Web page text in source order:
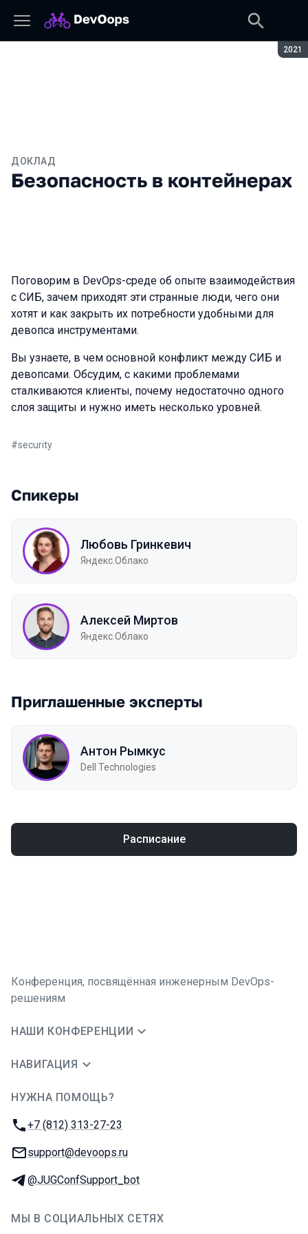
2021
ДОКЛАД
Безопасность в контейнерах
Поговорим в DevOps-среде об опыте взаимодействия
с СИБ, зачем приходят эти странные люди, чего они
хотят и как закрыть их потребности удобными для
девопса инструментами.
Вы узнаете, в чем основной конфликт между СИБ и
девопсами. Обсудим, с какими проблемами
сталкиваются клиенты, почему недостаточно одного
слоя защиты и нужно иметь несколько уровней.
#security
Спикеры
Любовь Гринкевич
Яндекс.Облако
Алексей Миртов
Яндекс.Облако
Приглашенные эксперты
Антон Рымкус
Dell Technologies
Расписание
Конференция, посвящённая инженерным DevOps-
решениям
НАШИ КОНФЕРЕНЦИИ
НАВИГАЦИЯ
НУЖНА ПОМОЩЬ?
Телефон:
+7 (812) 313-27-23
E-mail:
support@devoops.ru
Телеграм:
@JUGConfSupport_bot
МЫ В СОЦИАЛЬНЫХ СЕТЯХ